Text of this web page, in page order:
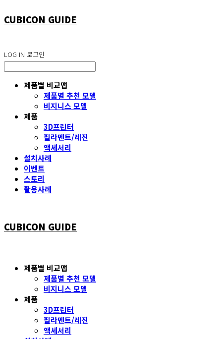
CUBICON GUIDE
LOG IN 로그인
제품별 비교맵
제품별 추천 모델
비지니스 모델
제품
3D프린터
필라멘트/레진
액세서리
설치사례
이벤트
스토리
활용사례
CUBICON GUIDE
제품별 비교맵
제품별 추천 모델
비지니스 모델
제품
3D프린터
필라멘트/레진
액세서리